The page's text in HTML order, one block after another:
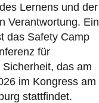
Lernens und der
Verantwortung. Ein
das Safety Camp
für
das am
im Kongress am
stattfindet.